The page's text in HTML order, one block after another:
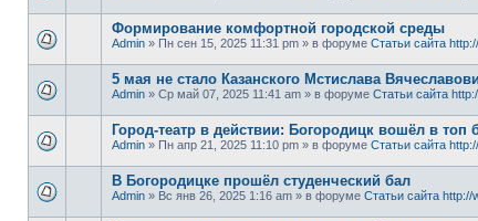
Формирование комфортной городской среды
Admin » Пн сен 15, 2025 11:31 pm » в форуме Статьи сайта
5 мая не стало Казанского Мстислава
Admin » Ср май 07, 2025 11:41 am » в форуме Статьи сайта
Город-театр в действии: Богородицк вошёл в топ
Admin » Пн апр 21, 2025 11:10 pm » в форуме Статьи сайта
В Богородицке прошёл студенческий бал
Admin » Вс янв 26, 2025 1:16 am » в форуме Статьи сайта http://